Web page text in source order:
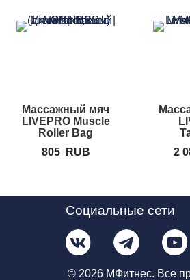
Массажный мяч
LIVEPRO Muscle
Roller Bag
805
RUB 2
Социальные сети
© 2026 МФитнес. Все